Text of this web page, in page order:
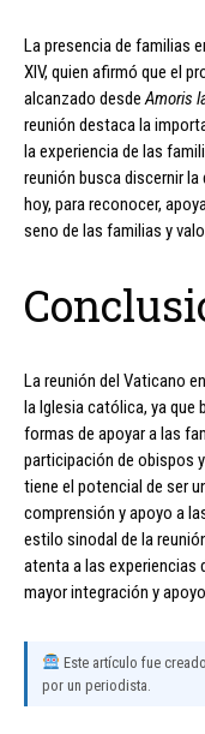
La presencia de familias
XIV, quien afirmó que el
alcanzado desdeAmoris
reunión destaca la
la experiencia de las
reunión busca discernir
hoy, para reconocer,
seno de las familias y
La reunión del Vaticano
la Iglesia católica, ya que
formas de apoyar a las
participación de obispos
tiene el potencial de ser
comprensión y apoyo a
estilo sinodal de la
atenta a las experiencias
mayor integración y
Este artículo fue
por un periodista.